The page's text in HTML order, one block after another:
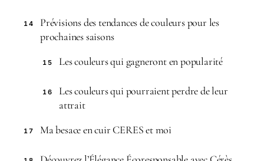
14
Prévisions des tendances de couleurs pour les
prochaines saisons
15 Les couleurs qui gagneront en popularité
16
Les couleurs qui pourraient perdre de leur
attrait
17 Ma besace en cuir CERES et moi